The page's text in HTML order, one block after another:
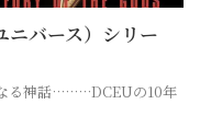
ニバース）シリー
る神話………DCEUの10年